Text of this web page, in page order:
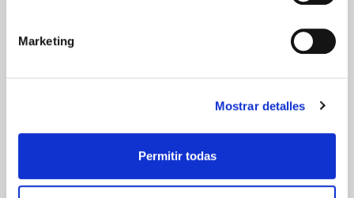
Marketing
Mostrar detalles
Permitir todas